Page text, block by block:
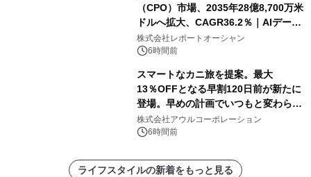
（CPO）市場、2035年28億8,700万米
ドルへ拡大、CAGR36.2％｜AIデータ
センター・高速光通信需要が成長を加
速
株式会社レポートオーシャン
6時間前
スマートなカニ旅を提案。最大
13％OFFとなる早割120日前が新たに
登場。早めの計画でいつもと変わらぬ
大人の冬旅を。ー夕日ヶ浦温泉「佳松
苑 別邸ふうか」ー
株式会社アウルコーポレーション
6時間前
ライフスタイルの新着をもっと見る